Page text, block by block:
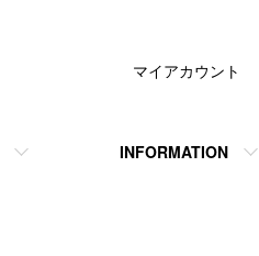
INFORMATION
マイアカウント